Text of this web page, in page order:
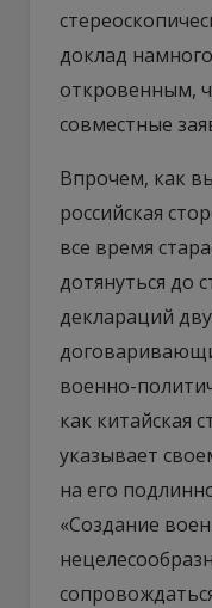
доклад
откровенным,
совместные
Впрочем, как
российская
все время
дотянуться до
деклараций
военно-
как китайская
указывает
на его
«Создание